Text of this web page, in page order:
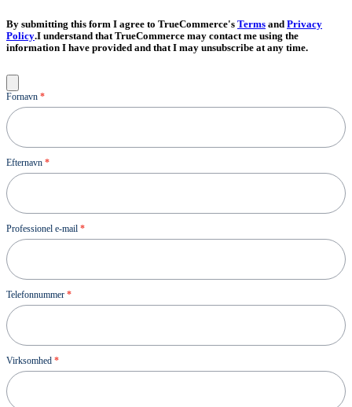
By submitting this form I agree to TrueCommerce's Terms and Privacy
Policy.I understand that TrueCommerce may contact me using the
information I have provided and that I may unsubscribe at any time.
Kontakt
os
Fornavn *
Efternavn *
Professionel e-mail *
Telefonnummer *
Virksomhed *